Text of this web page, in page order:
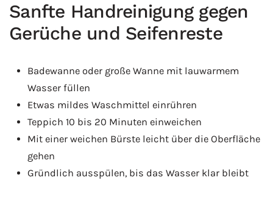
Sanfte Handreinigung gegen
Gerüche und Seifenreste
Badewanne oder große Wanne mit lauwarmem
Wasser füllen
Etwas mildes Waschmittel einrühren
Teppich 10 bis 20 Minuten einweichen
Mit einer weichen Bürste leicht über die Oberfläche
gehen
Gründlich ausspülen, bis das Wasser klar bleibt